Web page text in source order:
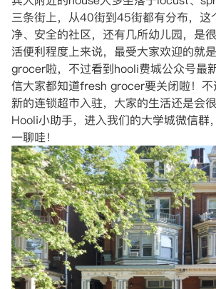
三条街上，从40街到45街都有分布，这
净、安全的社区，还有几所幼儿园，是
活便利程度上来说，最受大家欢迎的就
grocer啦，不过看到hooli费城公众号最
信大家都知道fresh grocer要关闭啦！
新的连锁超市入驻，大家的生活还是会
Hooli小助手，进入我们的大学城微信群
一聊哇！